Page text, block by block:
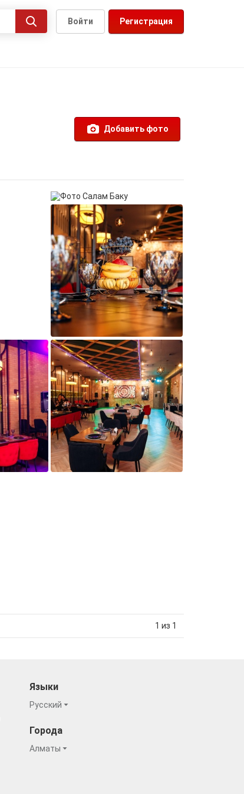
Регистрация
Войти
Добавить фото
1 из 1
Языки
Русский
Города
Алматы